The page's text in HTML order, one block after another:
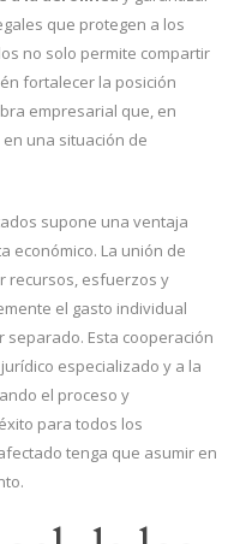
que protegen a los
no solo permite compartir
fortalecer la posición
empresarial que, en
una situación de
supone una ventaja
económico. La unión de
recursos, esfuerzos y
el gasto individual
separado. Esta cooperación
especializado y a la
el proceso y
para todos los
tenga que asumir en